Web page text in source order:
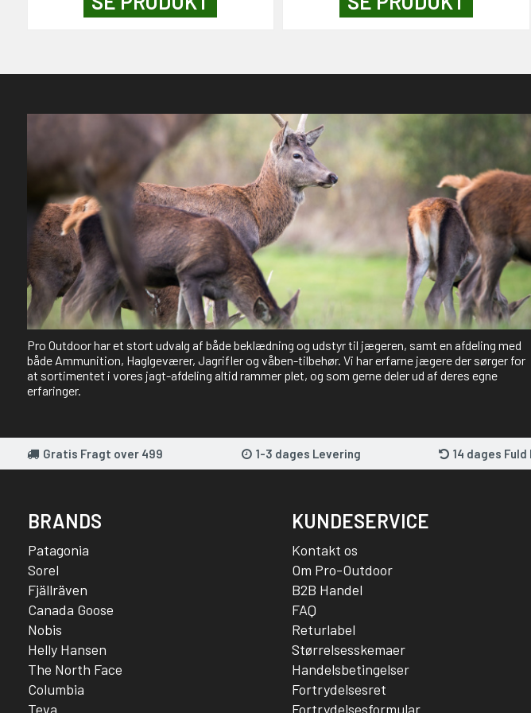
Pro Outdoor har et stort udvalg af både beklædning og udstyr til jægeren, samt en afdeling med
både Ammunition, Haglgeværer, Jagrifler og våben-tilbehør. Vi har erfarne jægere der sørger for
at sortimentet i vores jagt-afdeling altid rammer plet, og som gerne deler ud af deres egne
erfaringer.
Gratis Fragt over 499 1-3 dages Levering 14 dages
BRANDS
Patagonia
Sorel
Fjällräven
Canada Goose
Nobis
Helly Hansen
The North Face
Columbia
Teva
KUNDESERVICE
Kontakt os
Om Pro-Outdoor
B2B Handel
FAQ
Returlabel
Størrelsesskemaer
Handelsbetingelser
Fortrydelsesret
Fortrydelsesformular